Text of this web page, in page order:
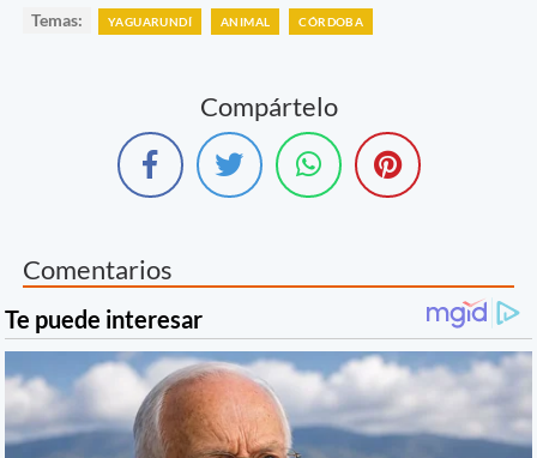
Temas: YAGUARUNDÍ ANIMAL CÓRDOBA
Compártelo
Comentarios